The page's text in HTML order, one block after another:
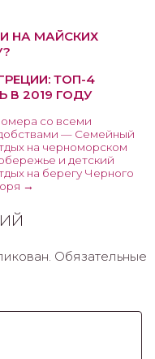
НА МАЙСКИХ
ТОП-4
В 2019 ГОДУ
со всеми
— Семейный
на черноморском
и детский
на берегу Черного
→
Обязательные